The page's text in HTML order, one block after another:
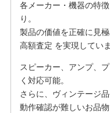
各メーカー・機器の特
り。
製品の価値を正確に見
高額査定 を実現していま
スピーカー、アンプ、
く対応可能。
さらに、ヴィンテージ
動作確認が難しいお品